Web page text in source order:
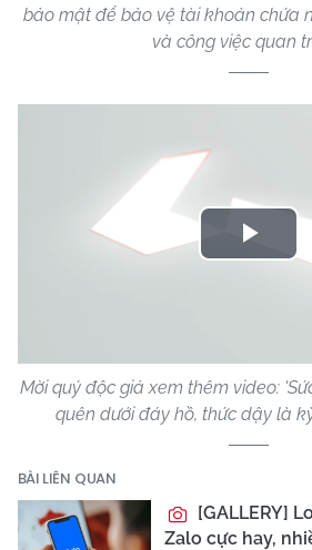
bảo mật để bảo vệ tài khoản chứa
và công việc quan
Mời quý độc giả xem thêm video:
quên dưới đáy hồ, thức dậy là
BÀI LIÊN QUAN
[GALLERY]
Zalo cực hay,